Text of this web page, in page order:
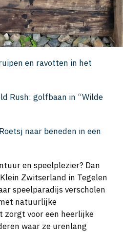
en ravotten in het
Rush: golfbaan in “Wilde
naar beneden in een
en speelplezier? Dan
Zwitserland in Tegelen
speelparadijs verscholen
natuurlijke
zorgt voor een heerlijke
waar ze urenlang